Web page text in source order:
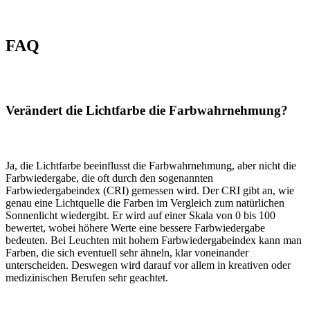
FAQ
Verändert die Lichtfarbe die Farbwahrnehmung?
Ja, die Lichtfarbe beeinflusst die Farbwahrnehmung, aber nicht die
Farbwiedergabe, die oft durch den sogenannten
Farbwiedergabeindex (CRI) gemessen wird. Der CRI gibt an, wie
genau eine Lichtquelle die Farben im Vergleich zum natürlichen
Sonnenlicht wiedergibt. Er wird auf einer Skala von 0 bis 100
bewertet, wobei höhere Werte eine bessere Farbwiedergabe
bedeuten. Bei Leuchten mit hohem Farbwiedergabeindex kann man
Farben, die sich eventuell sehr ähneln, klar voneinander
unterscheiden. Deswegen wird darauf vor allem in kreativen oder
medizinischen Berufen sehr geachtet.